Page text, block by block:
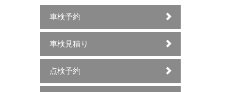
車検予約
車検見積り
点検予約